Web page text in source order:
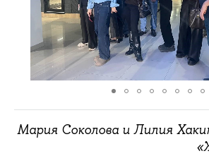
Мария Соколова и Лилия